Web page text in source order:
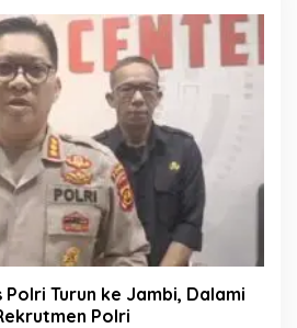
Turun ke Jambi, Dalami
Polri